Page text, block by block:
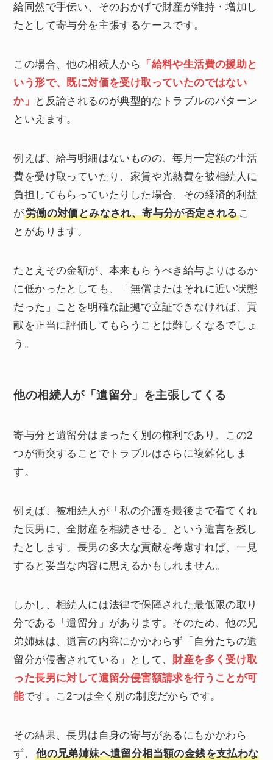
給同然で手伝い、そのおかげで財産が維持・増加し
たとして寄与分を主張するケースです。
この場合、他の相続人から
「給料や生活費の援助と
いう形で、既に対価を受け取っていたのではない
か」
と反論されるのが典型的なトラブルのパターン
といえます。
例えば、給与明細はないものの、毎月一定額の生活
費を受け取っていたり、家賃や光熱費を被相続人に
負担してもらっていたりした場合、その経済的利益
が労働の対価とみなされ、寄与分が否定されるこ
とがあります。
たとえその金額が、本来もらうべき給与よりはるか
に低かったとしても、「無償またはそれに近い状態
だった」ことを明確な証拠で立証できなければ、貢
献を正当に評価してもらうことは難しくなるでしょ
う。
他の相続人が「遺留分」を主張してくる
寄与分と遺留分はまったく別の権利であり、この2
つが衝突することでトラブルはさらに複雑化しま
す。
例えば、被相続人が「私の介護を最後まで看てくれ
た長男に、全財産を相続させる」という遺言を残し
たとします。長男の多大な貢献を考慮すれば、一見
すると妥当な内容に思えるかもしれません。
しかし、相続人には法律で保障された最低限の取り
分である「遺留分」があります。そのため、他の兄
弟姉妹は、遺言の内容にかかわらず「自分たちの遺
留分が侵害されている」として、 財産を多く受け取
った長男に対して遺留分侵害額請求を行うことが可
能です。こ2つは全く別の制度だからです。
その結果、長男は自身の寄与があるにもかかわら
ず、他の兄弟姉妹へ遺留分相当額の金銭を支払わな